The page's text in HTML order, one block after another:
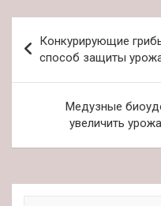
по
записям
Конкурирующие
способ защиты
Медузные
увеличить